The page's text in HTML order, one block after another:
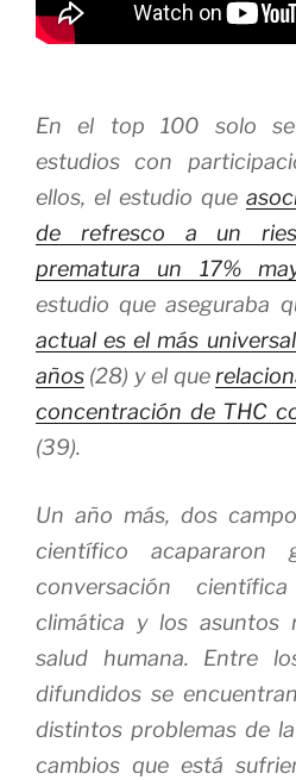
En el top 100 solo se
estudios con
ellos, el estudio que
de refresco a un
prematura un 17%
estudio que aseguraba
actual es el más
años (28) y el que
concentración de THC
(39).
Un año más, dos
científico
conversación
climática y los asuntos
salud humana. Entre
difundidos se
distintos problemas de
cambios que está